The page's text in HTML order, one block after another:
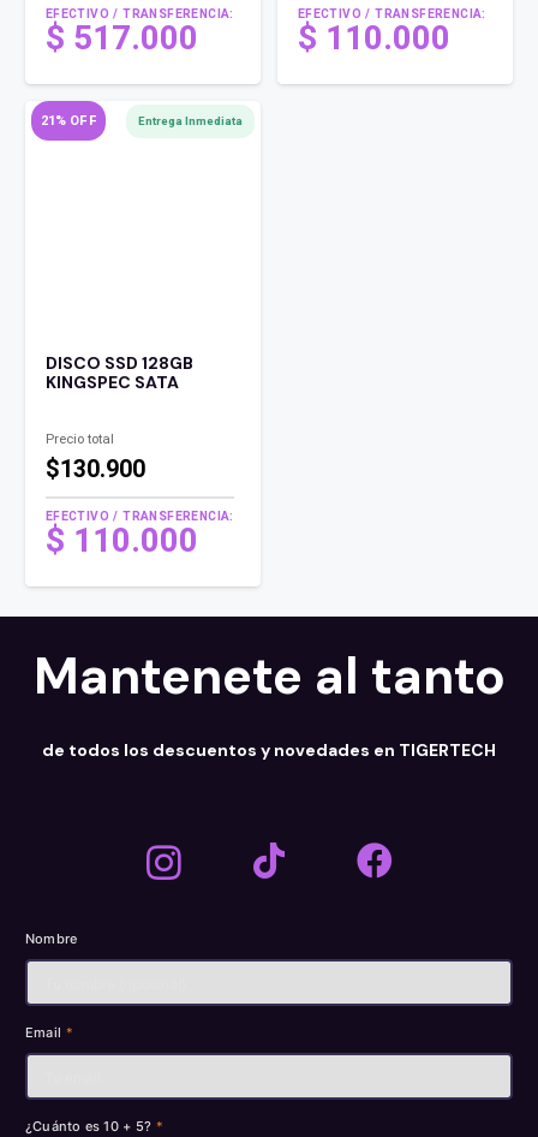
EFECTIVO / TRANSFERENCIA:
$ 517.000
EFECTIVO / TRANSFERENCIA:
El
precio
original
$ 110.000
El
21% OFF Entrega Inmediata
DISCO SSD 128GB
KINGSPEC SATA
Precio total
$130.900
EFECTIVO / TRANSFERENCIA:
El
precio
original
era:
$ 140.000 .
$ 110.000
El
precio
es:
$ 110.000 .
Mantenete al tanto
de todos los descuentos y novedades en TIGERTECH
Nombre
Email *
¿Cuánto es 10 + 5? *